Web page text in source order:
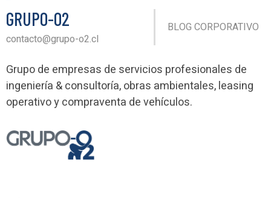
GRUPO-O2
contacto@grupo-o2.cl
BLOG CORPORATIVO
Grupo de empresas de servicios profesionales de
ingeniería & consultoría, obras ambientales, leasing
operativo y compraventa de vehículos.